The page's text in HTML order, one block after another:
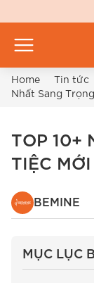
Home Tin tức
Nhất Sang Trọng
TOP 10+
TIỆC
BEMINE
MỤC LỤC